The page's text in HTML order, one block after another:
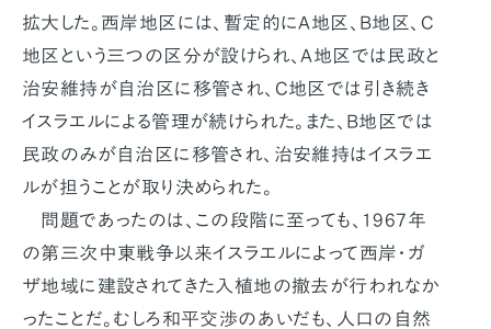
拡大した。西岸地区には、暫定的にA地区、B地区、C
地区という三つの区分が設けられ、A地区では民政と
治安維持が自治区に移管され、C地区では引き続き
イスラエルによる管理が続けられた。また、B地区では
民政のみが自治区に移管され、治安維持はイスラエ
ルが担うことが取り決められた。
問題であったのは、この段階に至っても、1967年
の第三次中東戦争以来イスラエルによって西岸・ガ
ザ地域に建設されてきた入植地の撤去が行われなか
ったことだ。むしろ和平交渉のあいだも、人口の自然